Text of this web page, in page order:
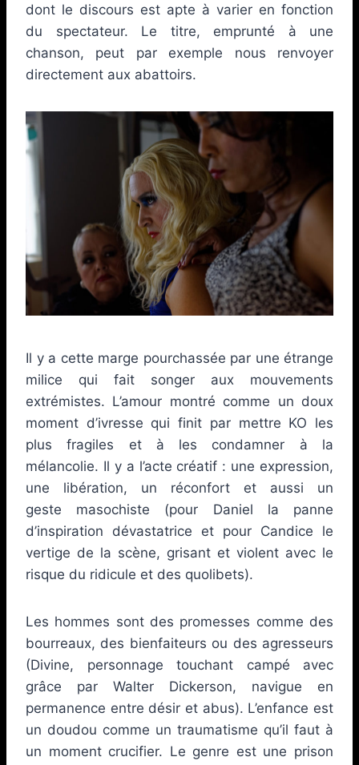
dont le discours est apte à varier en fonction
du spectateur. Le titre, emprunté à une
chanson, peut par exemple nous renvoyer
directement aux abattoirs.
Il y a cette marge pourchassée par une étrange
milice qui fait songer aux mouvements
extrémistes. L’amour montré comme un doux
moment d’ivresse qui finit par mettre KO les
plus fragiles et à les condamner à la
mélancolie. Il y a l’acte créatif : une expression,
une libération, un réconfort et aussi un
geste masochiste (pour Daniel la panne
d’inspiration dévastatrice et pour Candice le
vertige de la scène, grisant et violent avec le
risque du ridicule et des quolibets).
Les hommes sont des promesses comme des
bourreaux, des bienfaiteurs ou des agresseurs
(Divine, personnage touchant campé avec
grâce par Walter Dickerson, navigue en
permanence entre désir et abus). L’enfance est
un doudou comme un traumatisme qu’il faut à
un moment crucifier. Le genre est une prison